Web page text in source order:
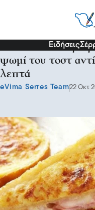
Ειδήσεις
Εύκολη συνταγή
ψωμί του τοστ
λεπτά
eVima Serres Team22 Οκτ